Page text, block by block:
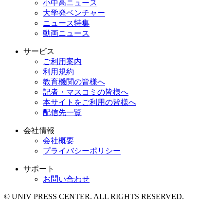
小中高ニュース
大学発ベンチャー
ニュース特集
動画ニュース
サービス
ご利用案内
利用規約
教育機関の皆様へ
記者・マスコミの皆様へ
本サイトをご利用の皆様へ
配信先一覧
会社情報
会社概要
プライバシーポリシー
サポート
お問い合わせ
© UNIV PRESS CENTER. ALL RIGHTS RESERVED.